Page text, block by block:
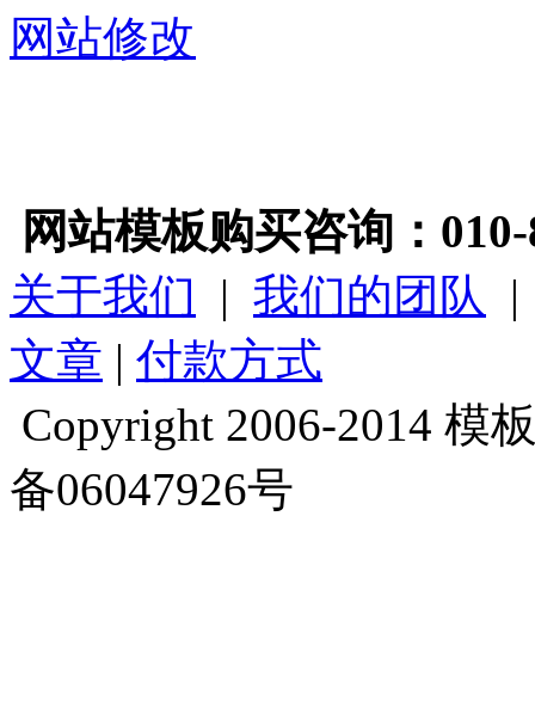
网站修改
网站模板购买咨询：010-
关于我们 | 我们的团队
文章 | 付款方式
Copyright 2006-2014 模
备06047926号